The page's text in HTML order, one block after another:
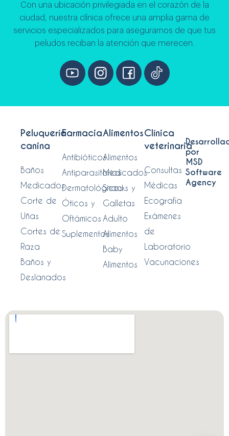
Con una ubicación privilegiada en el corazón de la
ciudad, nuestra clínica ofrece una amplia gama de
servicios especializados para asegurarnos de que tus
peludos reciban la atención que merecen.
Peluquería
canina
Baños
Medicados
Corte de
Uñas
Cortes de
Raza
Baños y
Deslanados
Farmacia
Antibióticos
Antiparasitarios
Dermatológicos
Óticos y
Oftámicos
Suplementos
Alimentos
Alimentos
Medicados
Snacks y
Galletas
Adulto
Alimentos
Baby
Alimentos
Clínica
veterinaria
Consultas
Médicas
Ecografía
Exámenes
de
Laboratorio
Vacunaciones
por
MSD
Software
Agency